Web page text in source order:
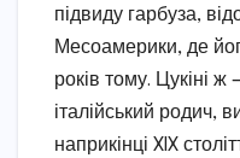
підвиду гарбуза,
Месоамерики, де
років тому. Цукіні
італійський родич,
наприкінці XIX